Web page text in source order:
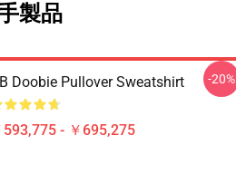
製品
Doobie Pullover Sweatshirt
593,775 - ￥695,275
-20%